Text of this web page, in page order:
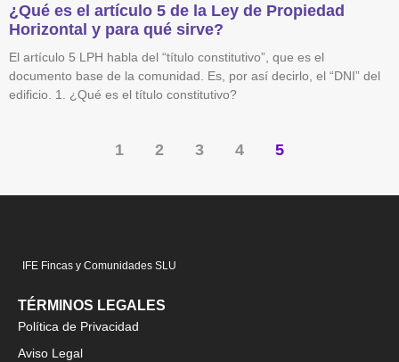
¿Qué es el artículo 5 de la Ley de Propiedad
Horizontal y para qué sirve?
El artículo 5 LPH habla del “título constitutivo”, que es el
documento base de la comunidad. Es, por así decirlo, el “DNI” del
edificio. 1. ¿Qué es el título constitutivo?
1 2 3 4 5
IFE Fincas y Comunidades SLU
TÉRMINOS LEGALES
Política de Privacidad
Aviso Legal